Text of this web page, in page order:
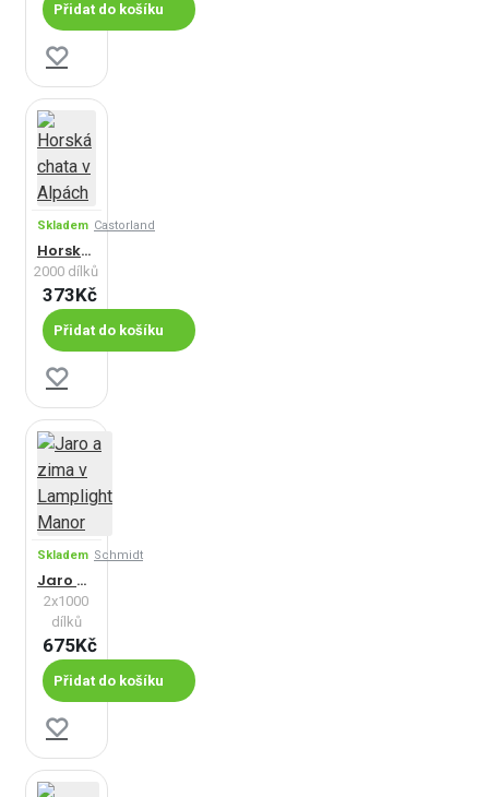
Přidat do košíku
Skladem Castorland
Horská chata v Alpách
2000 dílků
373Kč
Přidat do košíku
Skladem Schmidt
Jaro a zima v Lamplight Manor
2x1000
dílků
675Kč
Přidat do košíku